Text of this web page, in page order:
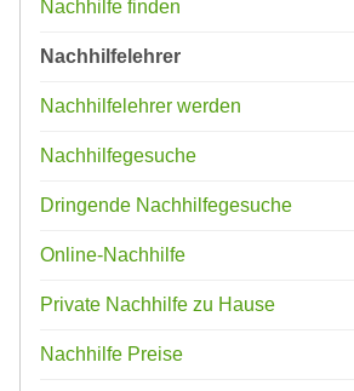
Nachhilfe finden
Nachhilfelehrer
Nachhilfelehrer werden
Nachhilfegesuche
Dringende Nachhilfegesuche
Online-Nachhilfe
Private Nachhilfe zu Hause
Nachhilfe Preise